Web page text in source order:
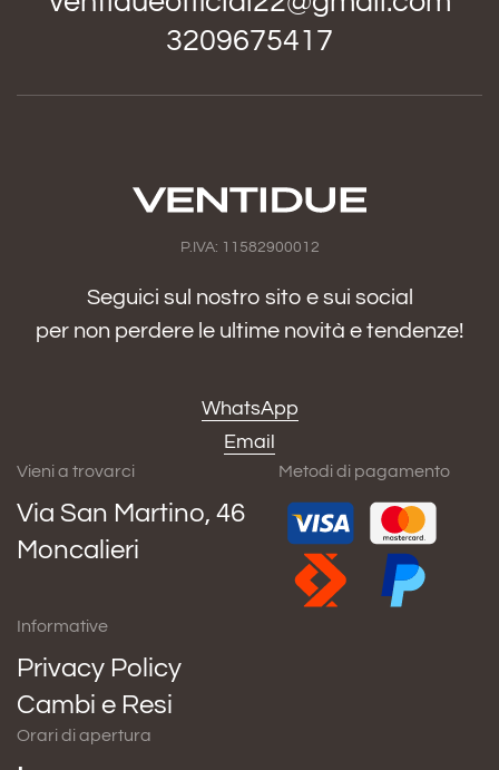
3209675417
P.IVA: 11582900012
Seguici sul nostro sito e sui social
per non perdere le ultime novità e tendenze!
WhatsApp
Email
Vieni a trovarci
Via San Martino, 46
Moncalieri
Metodi di pagamento
Informative
Privacy Policy
Cambi e Resi
Orari di apertura